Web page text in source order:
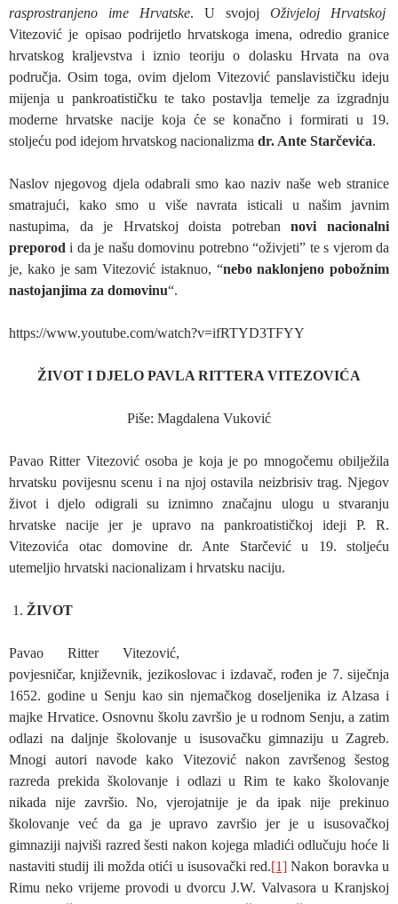
rasprostranjeno ime Hrvatske. U svojoj Oživjeloj Hrvatskoj
Vitezović je opisao podrijetlo hrvatskoga imena, odredio granice
hrvatskog kraljevstva i iznio teoriju o dolasku Hrvata na ova
područja. Osim toga, ovim djelom Vitezović panslavističku ideju
mijenja u pankroatističku te tako postavlja temelje za izgradnju
moderne hrvatske nacije koja će se konačno i formirati u 19.
stoljeću pod idejom hrvatskog nacionalizma dr. Ante Starčevića.
Naslov njegovog djela odabrali smo kao naziv naše web stranice
smatrajući, kako smo u više navrata isticali u našim javnim
nastupima, da je Hrvatskoj doista potrebannovi nacionalni
preporod i da je našu domovinu potrebno “oživjeti” te s vjerom da
je, kako je sam Vitezović istaknuo, “nebo naklonjeno pobožnim
nastojanjima za domovinu“.
https://www.youtube.com/watch?v=ifRTYD3TFYY
ŽIVOT I DJELO PAVLA RITTERA VITEZOVIĆA
Piše: Magdalena Vuković
Pavao Ritter Vitezović osoba je koja je po mnogočemu obilježila
hrvatsku povijesnu scenu i na njoj ostavila neizbrisiv trag. Njegov
život i djelo odigrali su iznimno značajnu ulogu u stvaranju
hrvatske nacije jer je upravo na pankroatističkoj ideji P. R.
Vitezovića otac domovine dr. Ante Starčević u 19. stoljeću
utemeljio hrvatski nacionalizam i hrvatsku naciju.
ŽIVOT
Pavao Ritter Vitezović,
povjesničar, književnik, jezikoslovac i izdavač, rođen je 7. siječnja
1652. godine u Senju kao sin njemačkog doseljenika iz Alzasa i
majke Hrvatice. Osnovnu školu završio je u rodnom Senju, a zatim
odlazi na daljnje školovanje u isusovačku gimnaziju u Zagreb.
Mnogi autori navode kako Vitezović nakon završenog šestog
razreda prekida školovanje i odlazi u Rim te kako školovanje
nikada nije završio. No, vjerojatnije je da ipak nije prekinuo
školovanje već da ga je upravo završio jer je u isusovačkoj
gimnaziji najviši razred šesti nakon kojega mladići odlučuju hoće li
nastaviti studij ili možda otići u isusovački red.[1] Nakon boravka u
Rimu neko vrijeme provodi u dvorcu J.W. Valvasora u Kranjskoj